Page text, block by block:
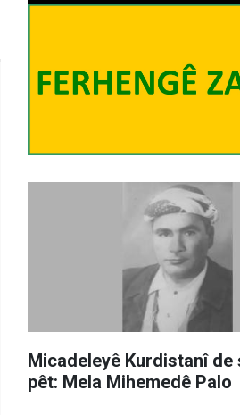
Micadeleyê Kurdistanî de
pêt: Mela Mihemedê Palo